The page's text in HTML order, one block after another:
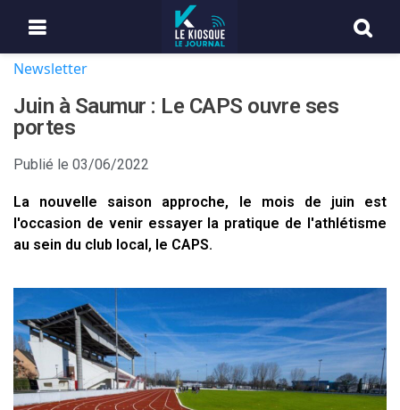
Newsletter
Juin à Saumur : Le CAPS ouvre ses
portes
Publié le 03/06/2022
La nouvelle saison approche, le mois de juin est
l'occasion de venir essayer la pratique de l'athlétisme
au sein du club local, le CAPS.